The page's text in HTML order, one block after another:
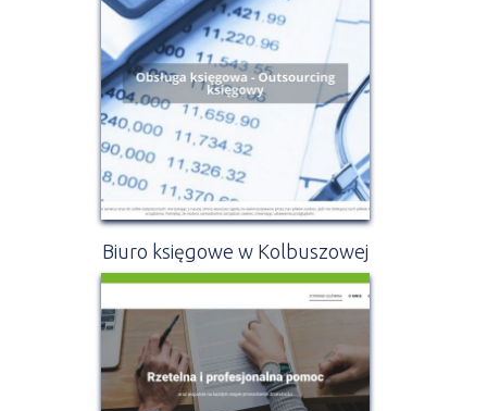
Biuro księgowe w Kolbuszowej